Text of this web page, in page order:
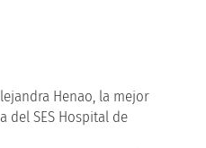
Henao, la mejor
del SES Hospital de